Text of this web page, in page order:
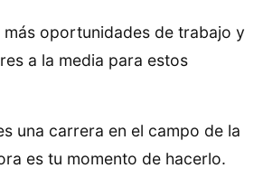
más oportunidades de trabajo y
a la media para estos
una carrera en el campo de la
es tu momento de hacerlo.